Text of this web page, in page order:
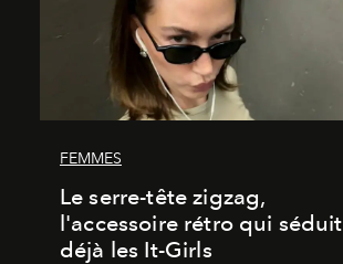
FEMMES
Le serre-tête zigzag,
l'accessoire rétro qui séduit
déjà les It-Girls